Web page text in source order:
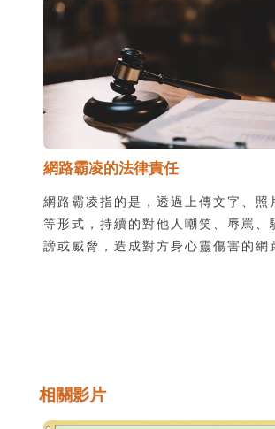
CC(Creative Commons)的幾項原
就可以輕鬆使用各種素材啦！
網路霸凌的法律責任
網路霸凌指的是，透過上傳文字、照
等形式，持續的對他人嘲笑、辱罵、
謗或威脅，造成對方身心靈傷害的網
凌行為，以及所觸犯的法律規定。
相關影片